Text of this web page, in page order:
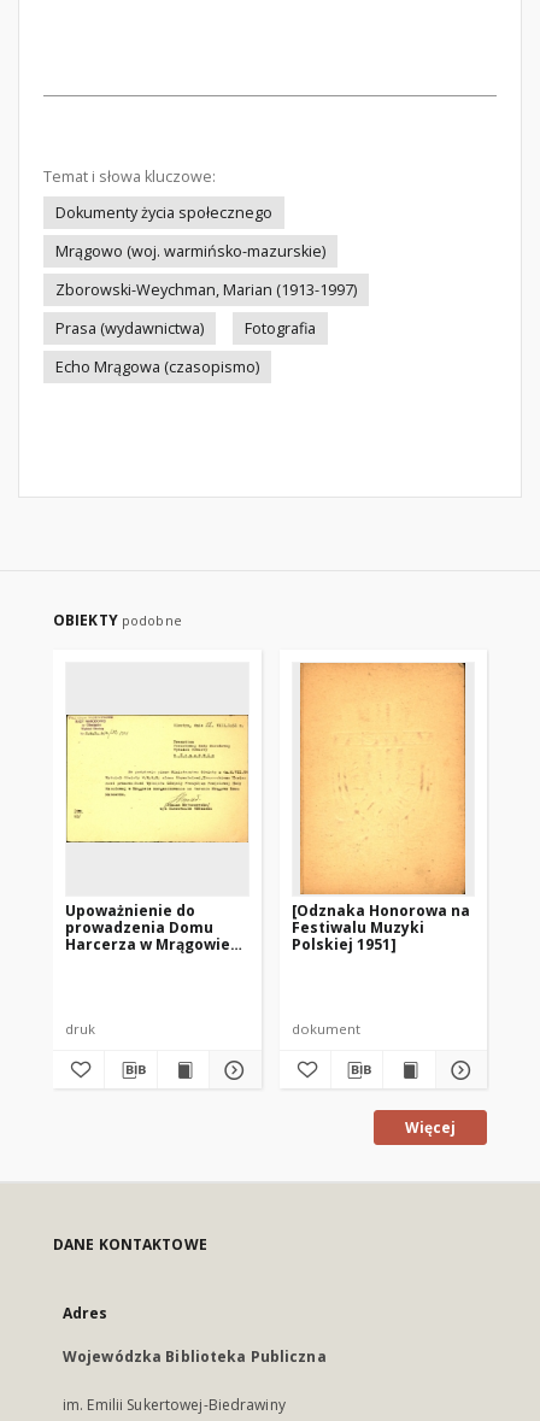
Temat i słowa kluczowe:
Dokumenty życia społecznego
Mrągowo (woj. warmińsko-mazurskie)
Zborowski-Weychman, Marian (1913-1997)
Prasa (wydawnictwa)
Fotografia
Echo Mrągowa (czasopismo)
OBIEKTY podobne
Upoważnienie do
prowadzenia Domu
Harcerza w Mrągowie
druk
[Odznaka Honorowa na
Festiwalu Muzyki
Polskiej 1951]
dokument
Więcej
DANE KONTAKTOWE
Adres
Wojewódzka Biblioteka Publiczna
im. Emilii Sukertowej-Biedrawiny